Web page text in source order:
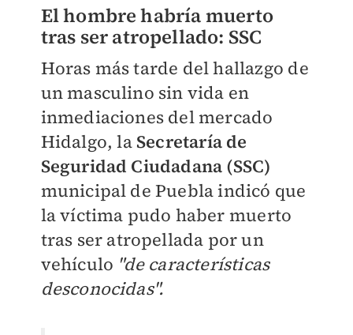
El hombre habría muerto
tras ser atropellado: SSC
Horas más tarde del hallazgo de
un masculino sin vida en
inmediaciones del mercado
Hidalgo, la Secretaría de
Seguridad Ciudadana (SSC)
municipal de Puebla indicó que
la víctima pudo haber muerto
tras ser atropellada por un
vehículo "de características
desconocidas".